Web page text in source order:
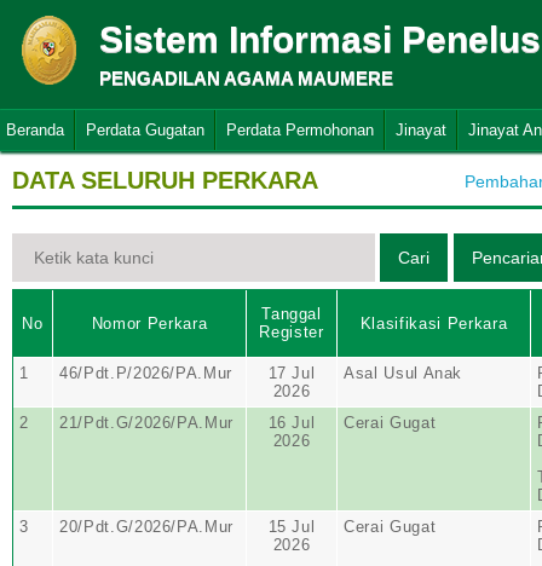
Sistem Informasi
PENGADILAN AGAMA MAUMERE
Beranda Perdata Gugatan Perdata Permohonan Jinayat Jinayat
DATA SELURUH PERKARA
No Nomor Perkara
Tanggal
Register
Klasifikasi Perkara
1 46/Pdt.P/2026/PA.Mur
17 Jul
2026
Asal Usul Anak
2
21/Pdt.G/2026/PA.Mur
16 Jul
2026
Cerai Gugat
3
20/Pdt.G/2026/PA.Mur
15 Jul
2026
Cerai Gugat